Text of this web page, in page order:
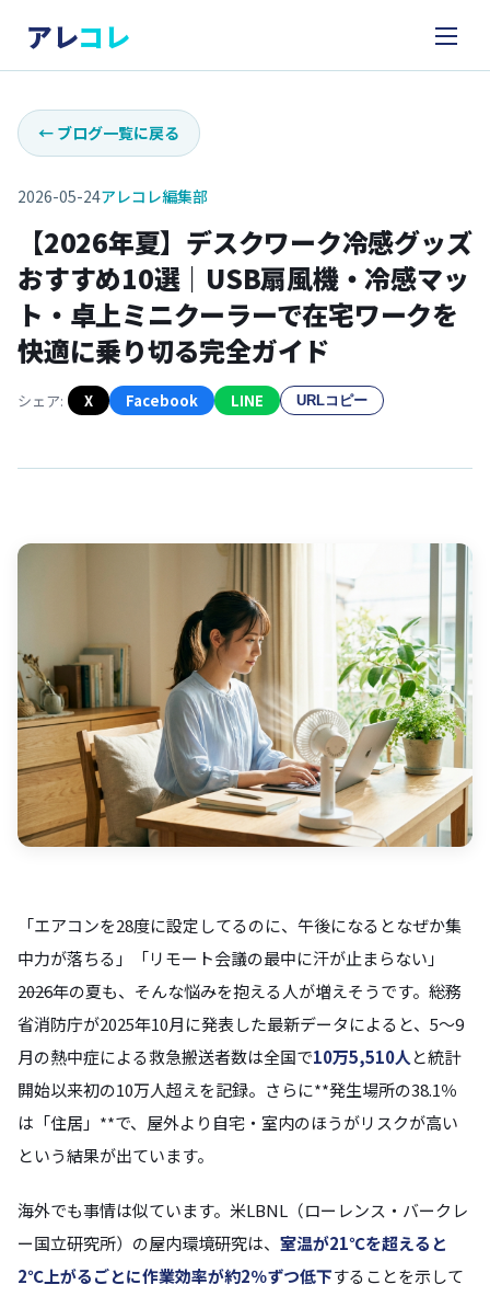
アレコレ
← ブログ一覧に戻る
2026-05-24アレコレ編集部
【2026年夏】デスクワーク冷感グッズ
おすすめ10選｜USB扇風機・冷感マッ
ト・卓上ミニクーラーで在宅ワークを
快適に乗り切る完全ガイド
シェア: X Facebook LINE URLコピー
「エアコンを28度に設定してるのに、午後になるとなぜか集
中力が落ちる」「リモート会議の最中に汗が止まらない」
――2026年の夏も、そんな悩みを抱える人が増えそうです。総務
省消防庁が2025年10月に発表した最新データによると、5〜9
月の熱中症による救急搬送者数は全国で10万5,510人と統計
開始以来初の10万人超えを記録。さらに**発生場所の38.1％
は「住居」**で、屋外より自宅・室内のほうがリスクが高い
という結果が出ています。
海外でも事情は似ています。米LBNL（ローレンス・バークレ
ー国立研究所）の屋内環境研究は、 室温が21℃を超えると
2℃上がるごとに作業効率が約2％ずつ低下することを示して